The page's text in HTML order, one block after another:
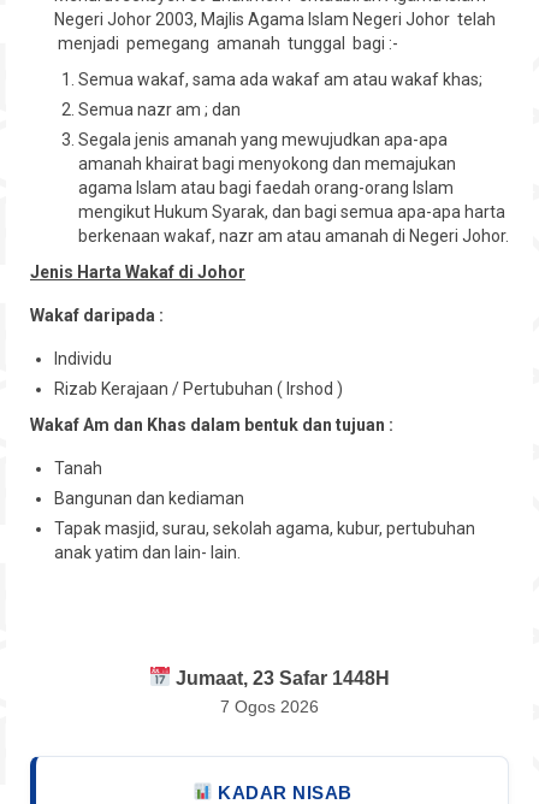
Negeri Johor 2003, Majlis Agama Islam Negeri Johor telah
menjadi pemegang amanah tunggal bagi :-
Semua wakaf, sama ada wakaf am atau wakaf khas;
Semua nazr am ; dan
Segala jenis amanah yang mewujudkan apa-apa
amanah khairat bagi menyokong dan memajukan
agama Islam atau bagi faedah orang-orang Islam
mengikut Hukum Syarak, dan bagi semua apa-apa harta
berkenaan wakaf, nazr am atau amanah di Negeri Johor.
Jenis Harta Wakaf di Johor
Wakaf daripada :
Individu
Rizab Kerajaan / Pertubuhan ( Irshod )
Wakaf Am dan Khas dalam bentuk dan tujuan :
Tanah
Bangunan dan kediaman
Tapak masjid, surau, sekolah agama, kubur, pertubuhan
anak yatim dan lain- lain.
Jumaat, 23 Safar 1448H
7 Ogos 2026
KADAR NISAB